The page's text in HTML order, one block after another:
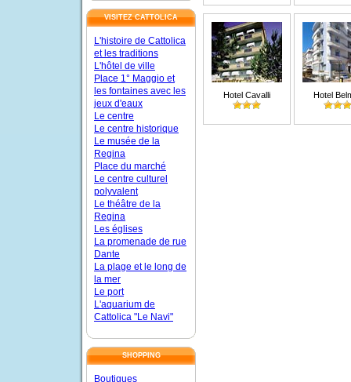
VISITEZ CATTOLICA
L'histoire de Cattolica
et les traditions
L'hôtel de ville
Place 1° Maggio et
les fontaines avec les
jeux d'eaux
Le centre
Le centre historique
Le musée de la
Regina
Place du marché
Le centre culturel
polyvalent
Le théâtre de la
Regina
Les églises
La promenade de rue
Dante
La plage et le long de
la mer
Le port
L'aquarium de
Cattolica "Le Navi"
SHOPPING
Boutiques
Hotel Cavalli Hotel